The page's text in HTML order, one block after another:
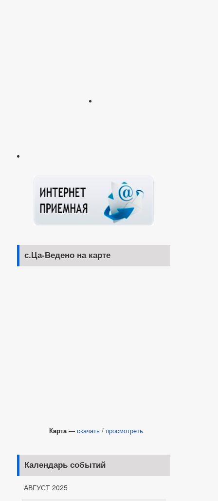
с.Ца-Ведено на карте
Карта— скачать / просмотреть
Календарь событий
АВГУСТ 2025